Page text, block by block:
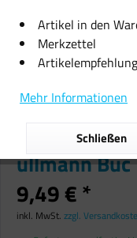
Frigel und
dem
Abenteuer
ullmann Buc
9,49 € *
inkl. MwSt. zzgl.
Artikel in den
Merkzettel
Mehr Informationen
Schließen